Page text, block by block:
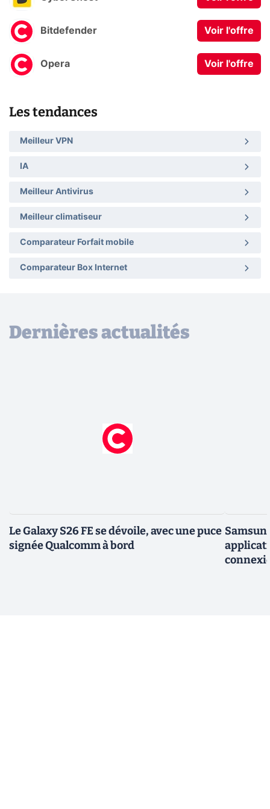
Bitdefender Voir l'offre
Opera Voir l'offre
Les tendances
Meilleur VPN
IA
Meilleur Antivirus
Meilleur climatiseur
Comparateur Forfait mobile
Comparateur Box Internet
Dernières actualités
Le Galaxy S26 FE se dévoile, avec une puce
signée Qualcomm à bord